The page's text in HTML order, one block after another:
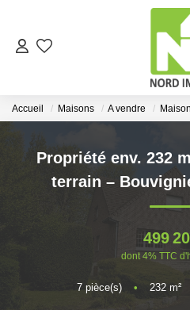
Accueil Maisons A vendre Maison
Propriété env. 232
terrain –
499
dont 4% TTC
7pièce(s) • 232m²